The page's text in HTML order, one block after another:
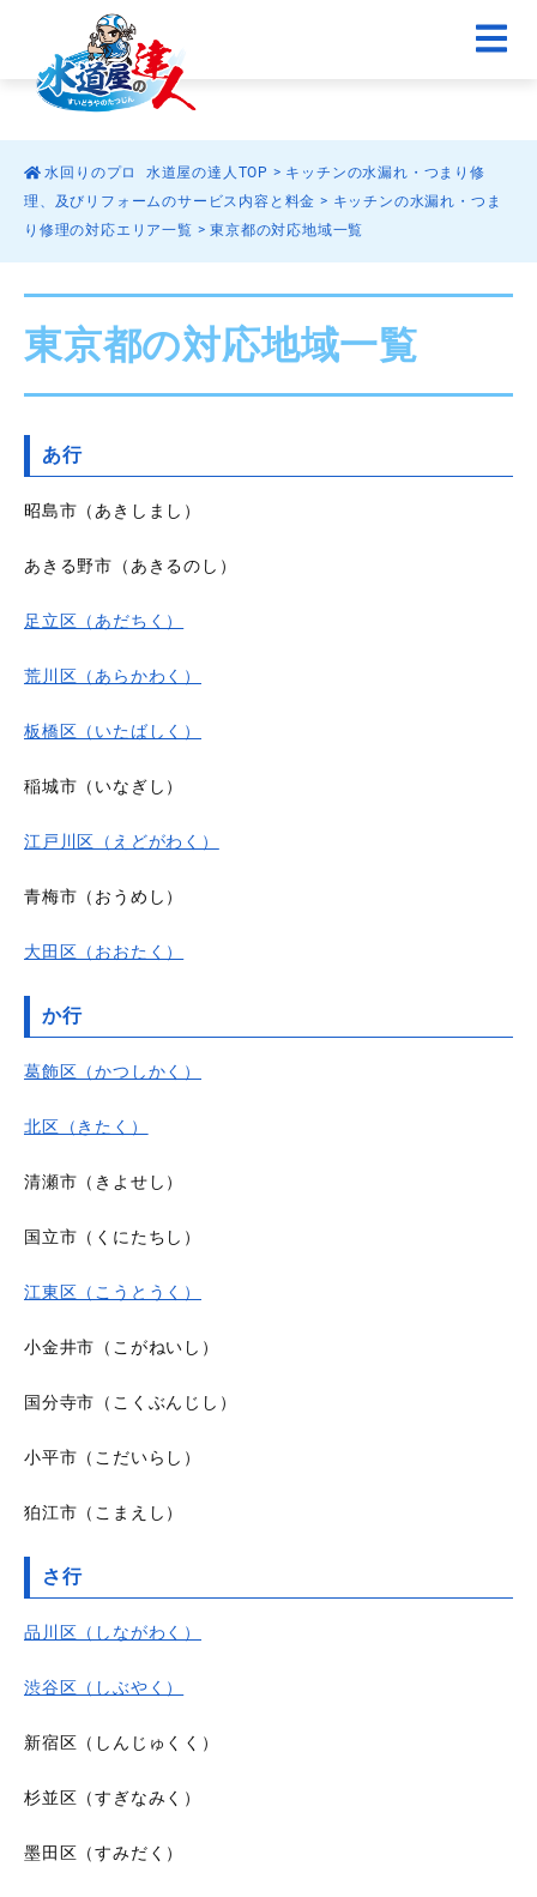
水回りのプロ 水道屋の達人TOP > キッチンの水漏れ・つまり修
理、及びリフォームのサービス内容と料金 > キッチンの水漏れ・つま
り修理の対応エリア一覧 >東京都の対応地域一覧
東京都の対応地域一覧
あ行
昭島市（あきしまし）
あきる野市（あきるのし）
足立区（あだちく）
荒川区（あらかわく）
板橋区（いたばしく）
稲城市（いなぎし）
江戸川区（えどがわく）
青梅市（おうめし）
大田区（おおたく）
か行
葛飾区（かつしかく）
北区（きたく）
清瀬市（きよせし）
国立市（くにたちし）
江東区（こうとうく）
小金井市（こがねいし）
国分寺市（こくぶんじし）
小平市（こだいらし）
狛江市（こまえし）
さ行
品川区（しながわく）
渋谷区（しぶやく）
新宿区（しんじゅくく）
杉並区（すぎなみく）
墨田区（すみだく）